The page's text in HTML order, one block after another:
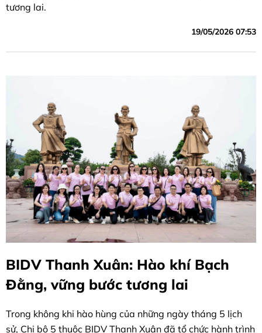
tương lai.
19/05/2026 07:53
BIDV Thanh Xuân: Hào khí Bạch
Đằng, vững bước tương lai
Trong không khi hào hùng của những ngày tháng 5 lịch
sử, Chi bộ 5 thuộc BIDV Thanh Xuân đã tổ chức hành trình